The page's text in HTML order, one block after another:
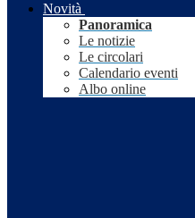
Novità
Panoramica
Le notizie
Le circolari
Calendario eventi
Albo online